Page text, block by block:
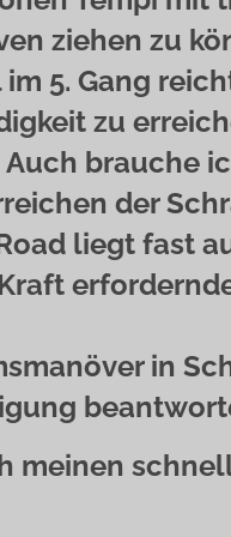
ziehen zu
5. Gang
zu
brauche
der
liegt fast
in
meinen